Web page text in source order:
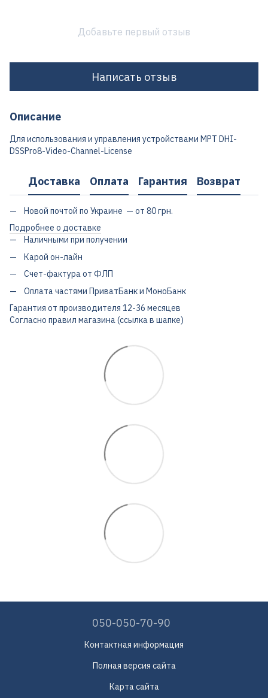
Добавьте первый отзыв
Написать отзыв
Описание
Для использования и управления устройствами МРТ DHI-
DSSPro8-Video-Channel-License
Доставка Оплата Гарантия Возврат
Новой почтой по Украине — от 80 грн.
Подробнее о доставке
Наличными при получении
Карой он-лайн
Счет-фактура от ФЛП
Оплата частями ПриватБанк и МоноБанк
Гарантия от производителя 12-36 месяцев
Согласно правил магазина (ссылка в шапке)
050-050-70-90
Контактная информация
Полная версия сайта
Карта сайта